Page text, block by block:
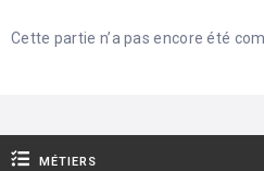
Cette partie n’a pas encore été
MÉTIERS